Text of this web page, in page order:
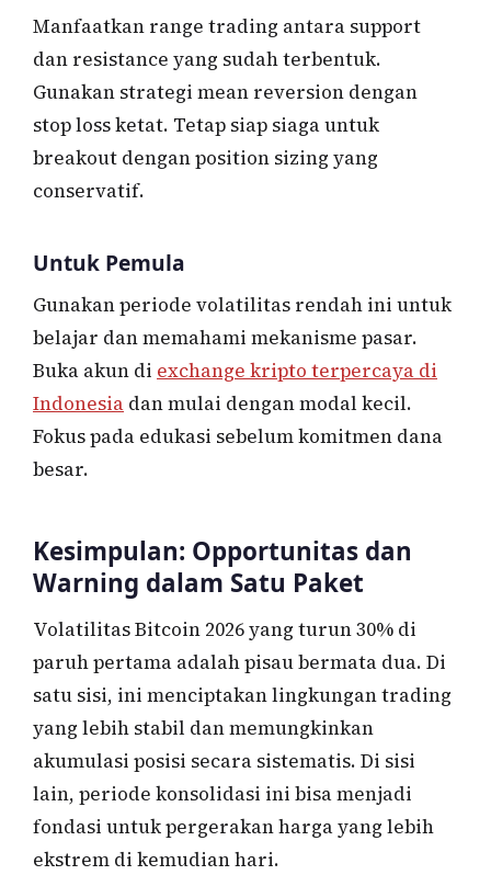
Manfaatkan range trading antara support
dan resistance yang sudah terbentuk.
Gunakan strategi mean reversion dengan
stop loss ketat. Tetap siap siaga untuk
breakout dengan position sizing yang
conservatif.
Untuk Pemula
Gunakan periode volatilitas rendah ini untuk
belajar dan memahami mekanisme pasar.
Buka akun di exchange kripto terpercaya di
Indonesia dan mulai dengan modal kecil.
Fokus pada edukasi sebelum komitmen dana
besar.
Kesimpulan: Opportunitas dan
Warning dalam Satu Paket
Volatilitas Bitcoin 2026 yang turun 30% di
paruh pertama adalah pisau bermata dua. Di
satu sisi, ini menciptakan lingkungan trading
yang lebih stabil dan memungkinkan
akumulasi posisi secara sistematis. Di sisi
lain, periode konsolidasi ini bisa menjadi
fondasi untuk pergerakan harga yang lebih
ekstrem di kemudian hari.